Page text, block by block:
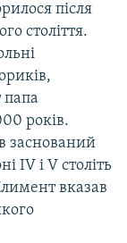
після
століття.
папа
років.
заснований
IV і V століть
вказав